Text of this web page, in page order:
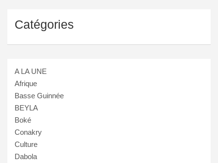
Catégories
A LA UNE
Afrique
Basse Guinnée
BEYLA
Boké
Conakry
Culture
Dabola